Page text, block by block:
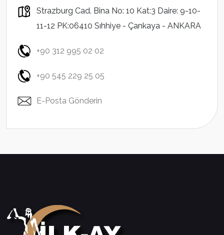
Strazburg Cad. Bina No: 10 Kat:3 Daire: 9-10-
11-12 PK:06410 Sıhhiye - Çankaya - ANKARA
+90 312 995 02 02
+90 545 229 25 05
E-Posta Gönderin